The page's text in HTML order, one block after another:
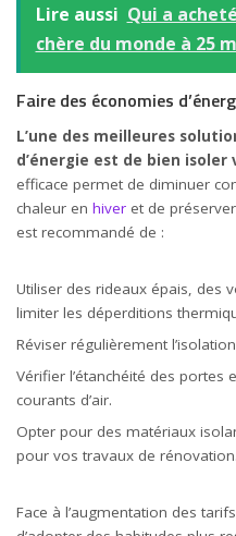
Lire aussi Qui a
chère du monde à 25
Faire des économies
L’une des meilleures
d’énergie est de bien
efficace permet de diminuer
chaleur en hiver et de
est recommandé de :
Utiliser des rideaux épais, des
limiter les déperditions
Réviser régulièrement
Vérifier l’étanchéité des
courants d’air.
Opter pour des matériaux
pour vos travaux de rénovation.
Face à l’augmentation des